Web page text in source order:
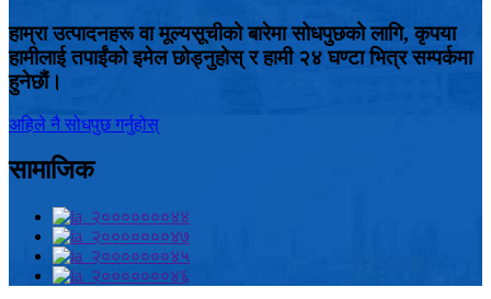
हाम्रा उत्पादनहरू वा मूल्यसूचीको बारेमा सोधपुछको लागि, कृपया
हामीलाई तपाईंको इमेल छोड्नुहोस् र हामी २४ घण्टा भित्र सम्पर्कमा
हुनेछौं।
अहिले नै सोधपुछ गर्नुहोस्
सामाजिक